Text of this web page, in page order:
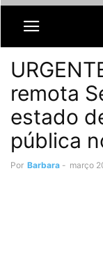
remota
estado
pública
Por Barbara - março